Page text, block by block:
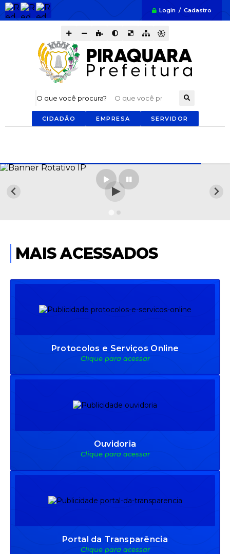
Login / Cadastro
O que você procura?
CIDADÃO EMPRESA SERVIDOR
MAIS ACESSADOS
Protocolos e Serviços Online
Clique para acessar
Ouvidoria
Clique para acessar
Portal da Transparência
Clique para acessar